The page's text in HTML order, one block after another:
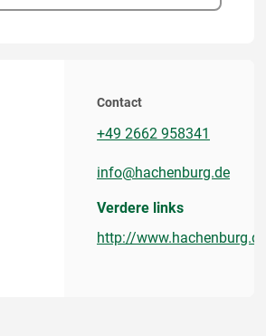
Contact
+49 2662 958341
info@hachenburg.de
Verdere links
http://www.hachenburg.de